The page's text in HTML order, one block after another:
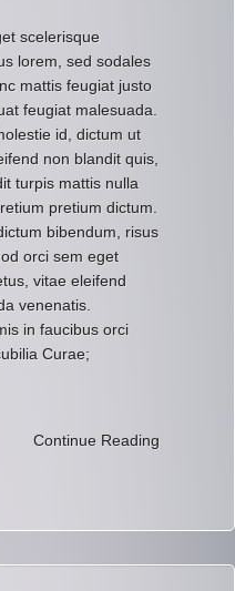
scelerisque
lorem, sed sodales
mattis feugiat justo
feugiat malesuada.
id, dictum ut
non blandit quis,
turpis mattis nulla
pretium dictum.
bibendum, risus
orci sem eget
vitae eleifend
venenatis.
in faucibus orci
Curae;
Continue Reading